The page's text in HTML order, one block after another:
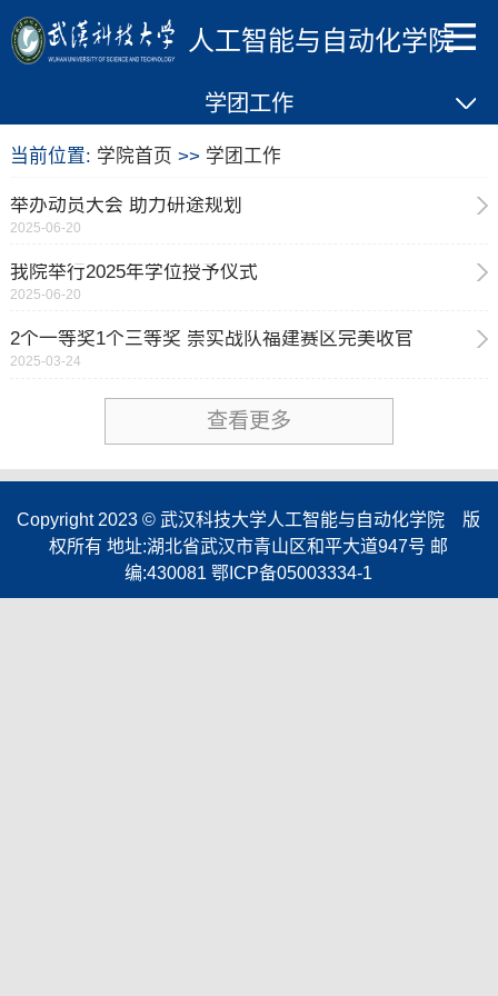
人工智能与自动化学院
学团工作
当前位置: 学院首页 >> 学团工作
举办动员大会 助力研途规划
2025-06-20
我院举行2025年学位授予仪式
2025-06-20
2个一等奖1个三等奖 崇实战队福建赛区完美收官
2025-03-24
查看更多
Copyright 2023 © 武汉科技大学人工智能与自动化学院 版
权所有 ​地址:湖北省武汉市青山区和平大道947号 邮
编:430081 鄂ICP备05003334-1